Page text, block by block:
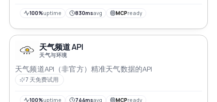
100%uptime 830msavg MCPready
天气频道 API
天气与环境
天气频道API（非官方）精准天气数据的API
7 天免费试用
100%uptime 744msavg MCPready